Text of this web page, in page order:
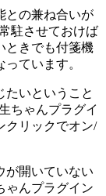
との兼ね合いが
駐させておけば
ときでも付箋機
ています。
たいということ
ちゃんプラグイ
クリックでオン/
が開いていない
ゃんプラグイン